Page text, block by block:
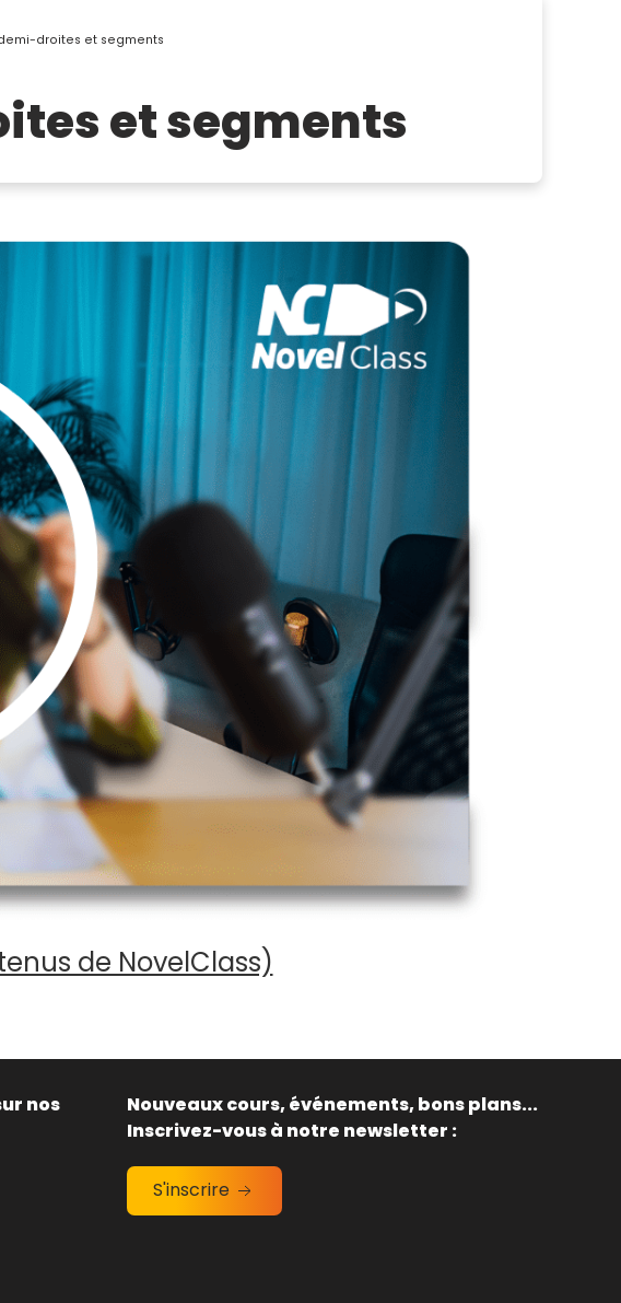
droites et segments
et segments
de NovelClass)
nos
Nouveaux cours, événements, bons plans...
Inscrivez-vous à notre newsletter :
S'inscrire